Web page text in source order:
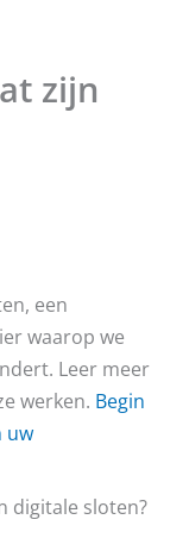
zijn
een
waarop we
Leer meer
werken. Begin
uw
digitale sloten?